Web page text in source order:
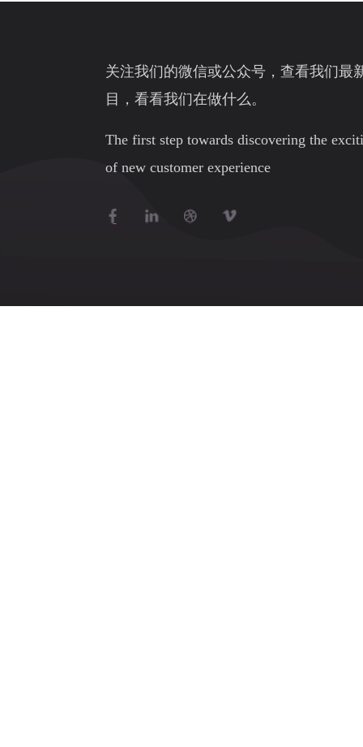
关注我们的微信或公众号，查看我们最
目，看看我们在做什么。
The first step towards discovering the
of new customer experience